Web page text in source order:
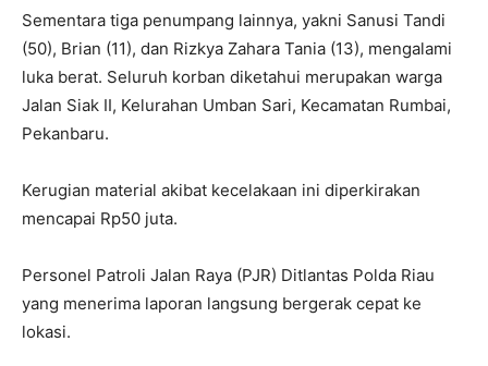
Sementara tiga penumpang lainnya, yakni Sanusi Tandi
(50), Brian (11), dan Rizkya Zahara Tania (13), mengalami
luka berat. Seluruh korban diketahui merupakan warga
Jalan Siak II, Kelurahan Umban Sari, Kecamatan Rumbai,
Pekanbaru.
Kerugian material akibat kecelakaan ini diperkirakan
mencapai Rp50 juta.
Personel Patroli Jalan Raya (PJR) Ditlantas Polda Riau
yang menerima laporan langsung bergerak cepat ke
lokasi.